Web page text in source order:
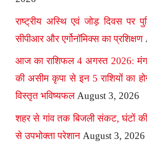
राष्ट्रीय अस्थि एवं जोड़ दिवस पर
सीपीआर और एर्गोनॉमिक्स का प्रशिक्षण
आज का राशिफल 4 अगस्त 2026:
की असीम कृपा से इन 5 राशियों का
विस्तृत भविष्यफल August 3, 2026
शहर से गांव तक बिजली संकट, घंटों की
से उपभोक्ता परेशान August 3, 2026